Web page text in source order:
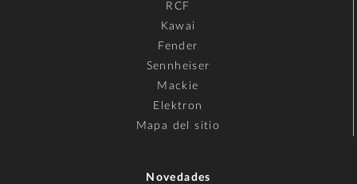
RCF
Kawai
Fender
Sennheiser
Mackie
Elektron
Mapa del sitio
Novedades